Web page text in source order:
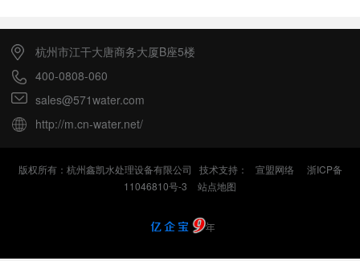
杭州市江干大唐商务大厦B座5楼
400-0808-060
sales@571water.com
http://m.cn-water.net/
版权所有：杭州鑫凯水处理设备有限公司 技术支持： 宣盟网络
浙ICP备
11046810号-3
站点地图